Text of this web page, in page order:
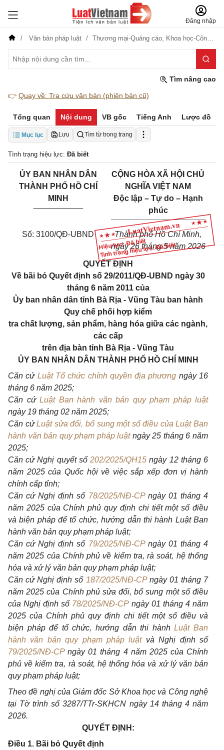
Đăng nhập
Văn bản pháp luật Thương mại-Quảng cáo, Khoa học-Công nghệ
Tìm nâng cao
👉 Quay về: Tra cứu văn bản (phiên bản cũ)
Tổng quan Nội dung VB gốc Tiếng Anh Lược đồ
Mục lục Lưu Tìm từ trong trang
Tình trạng hiệu lực: Đã biết
Hiệu lực: Đã biết
Tình trạng hiệu lực: Đã biết
ỦY BAN NHÂN DÂN
THÀNH PHỐ HỒ CHÍ
MINH
Số: 3100/QĐ-UBND
CỘNG HÒA XÃ HỘI CHỦ
NGHĨA VIỆT NAM
Độc lập – Tự do – Hạnh
phúc
_____________________
Thành phố Hồ Chí Minh,
ngày 26 tháng 5 năm 2026
QUYẾT ĐỊNH
Về bãi bỏ Quyết định số 29/2011/QĐ-UBND ngày 30
tháng 6 năm 2011 của
Ủy ban nhân dân tỉnh Bà Rịa - Vũng Tàu ban hành
Quy chế phối hợp kiểm
tra chất lượng, sản phẩm, hàng hóa giữa các ngành,
các cấp
trên địa bàn tỉnh Bà Rịa - Vũng Tàu
ỦY BAN NHÂN DÂN THÀNH PHỐ HỒ CHÍ MINH
Căn cứ Luật Tổ chức chính quyền địa phương ngày 16
tháng 6 năm 2025;
Căn cứ Luật Ban hành văn bản quy phạm pháp luật
ngày 19 tháng 02 năm 2025;
Căn cứLuật sửa đổi, bổ sung một số điều của Luật Ban
hành văn bản quy phạm pháp luật ngày 25 tháng 6 năm
2025;
Căn cứ Nghị quyết số202/2025/QH15 ngày 12 tháng 6
năm 2025 của Quốc hội về việc sắp xếp đơn vị hành
chính cấp tỉnh;
Căn cứ Nghị định số 78/2025/NĐ-CPngày 01 tháng 4
năm 2025 của Chính phủ quy định chi tiết một số điều
và biện pháp để tổ chức, hướng dẫn thi hành Luật Ban
hành văn bản quy phạm pháp luật;
Căn cứ Nghị định số 79/2025/NĐ-CPngày 01 tháng 4
năm 2025 của Chính phủ về kiểm tra, rà soát, hệ thống
hóa và xử lý văn bản quy phạm pháp luật;
Căn cứ Nghị định số 187/2025/NĐ-CPngày 01 tháng 7
năm 2025 của Chính phủ sửa đổi, bổ sung một số điều
của Nghị định số 78/2025/NĐ-CPngày 01 tháng 4 năm
2025 của Chính phủ quy định chi tiết một số điều và
biện pháp để tổ chức, hướng dẫn thi hànhLuật Ban
hành văn bản quy phạm pháp luật và Nghị định số
79/2025/NĐ-CPngày 01 tháng 4 năm 2025 của Chính
phủ về kiểm tra, rà soát, hệ thống hóa và xử lý văn bản
quy phạm pháp luật;
Theo đề nghị của Giám đốc Sở Khoa học và Công nghệ
tại Tờ trình số 3287/TTr-SKHCN ngày 14 tháng 4 năm
2026.
QUYẾT ĐỊNH:
Điều 1. Bãi bỏ Quyết định